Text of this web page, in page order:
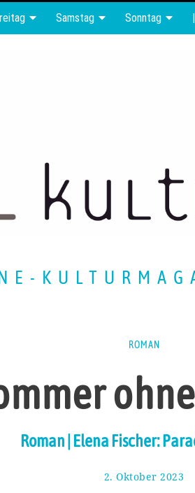
Samstag Sonntag
ROMAN
Roman | Elena Fischer:
2. Oktober 2023